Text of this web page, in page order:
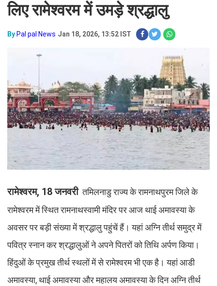
लिए रामेश्वरम में उमड़े श्रद्धालु
By Pal pal News Jan 18, 2026, 13:52 IST
रामेश्वरम, 18 जनवरीतमिलनाडु राज्य के रामनाथपुरम जिले के
रामेश्वरम में स्थित रामनाथस्वामी मंदिर पर आज थाई अमावस्या के
अवसर पर बड़ी संख्या में श्रद्धालु पहुंचें हैं। यहां अग्नि तीर्थ समुद्र में
पवित्र स्नान कर श्रद्धालुओं ने अपने पितरों को तिथि अर्पण किया।
हिंदुओं के प्रमुख तीर्थ स्थलों में से रामेश्वरम भी एक है। यहां आडी
अमावस्या, थाई अमावस्या और महालय अमावस्या के दिन अग्नि तीर्थ